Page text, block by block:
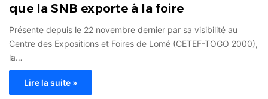
que la SNB exporte à la foire
Présente depuis le 22 novembre dernier par sa visibilité au
Centre des Expositions et Foires de Lomé (CETEF-TOGO 2000),
la…
Lire la suite »